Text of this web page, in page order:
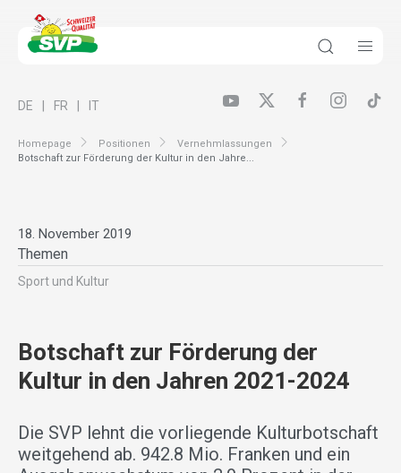
Homepage Positionen
Vernehmlassungen
Botschaft zur Förderung der Kultur in den Jahre...
DE FR IT
18. November 2019
Themen
Sport und Kultur
Botschaft zur Förderung der
Kultur in den Jahren 2021-2024
Die SVP lehnt die vorliegende Kulturbotschaft
weitgehend ab. 942.8 Mio. Franken und ein